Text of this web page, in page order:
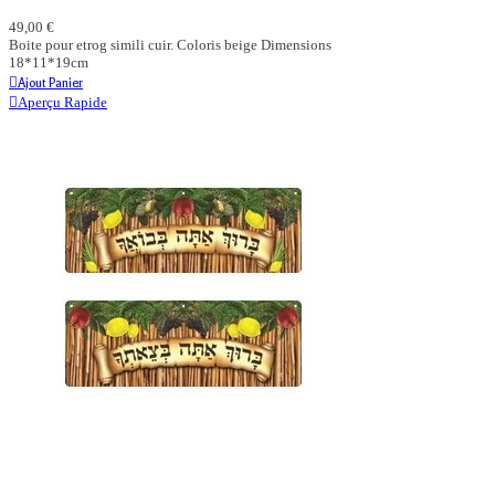
49,00 €
Boite pour etrog simili cuir. Coloris beige Dimensions
18*11*19cm
Ajout Panier
Aperçu Rapide